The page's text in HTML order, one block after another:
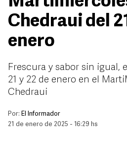
Chedraui del
enero
Frescura y sabor sin igual,
21 y 22 de enero en el
Chedraui
Por: El Informador
21 de enero de 2025 - 16:29 hs